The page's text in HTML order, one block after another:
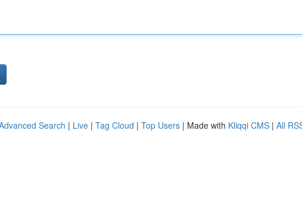
Search | Live | Tag Cloud | Top Users | Made with Kliqqi CMS | All